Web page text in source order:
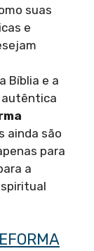
suas
e
Bíblia e a
autêntica
ainda são
para
a